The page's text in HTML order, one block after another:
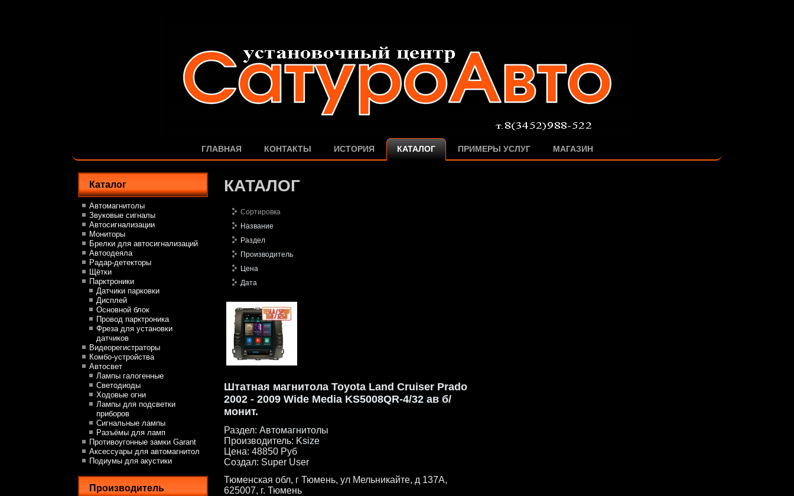
ГЛАВНАЯ КОНТАКТЫ ИСТОРИЯ КАТАЛОГ ПРИМЕРЫ УСЛУГ МАГАЗИН
Каталог
Автомагнитолы
Звуковые сигналы
Автосигнализации
Мониторы
Брелки для автосигнализаций
Автоодеяла
Радар-детекторы
Щётки
Парктроники
Датчики парковки
Дисплей
Основной блок
Провод парктроника
Фреза для установки
датчиков
Видеорегистраторы
Комбо-устройства
Автосвет
Лампы галогенные
Светодиоды
Ходовые огни
Лампы для подсветки
приборов
Сигнальные лампы
Разъёмы для ламп
Противоугонные замки Garant
Аксессуары для автомагнитол
Подиумы для акустики
Производитель
КАТАЛОГ
Сортировка
Название
Раздел
Производитель
Цена
Дата
Штатная магнитола Toyota Land Cruiser Prado
2002 - 2009 Wide Media KS5008QR-4/32 ав б/
монит.
Раздел: Автомагнитолы
Производитель: Ksize
Цена: 48850 Руб
Создал: Super User
Тюменская обл, г Тюмень, ул Мельникайте, д 137А,
625007, г. Тюмень